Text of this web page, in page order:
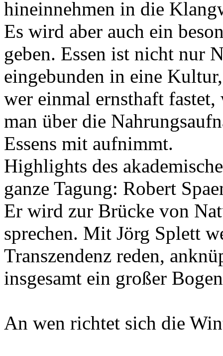
hineinnehmen in die
Es wird aber auch ein
geben. Essen ist nicht nur
eingebunden in eine
wer einmal ernsthaft
man über die
Essens mit aufnimmt.
Highlights des
ganze Tagung: Robert
Er wird zur Brücke von
sprechen. Mit Jörg Splett
Transzendenz reden,
insgesamt ein großer
An wen richtet sich die